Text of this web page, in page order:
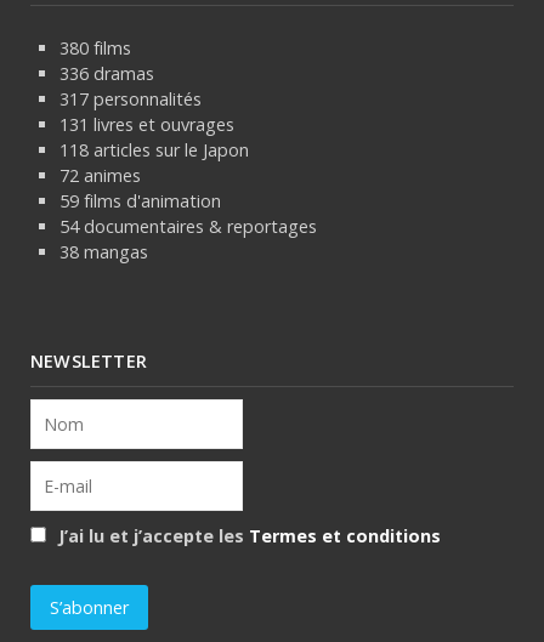
380 films
336 dramas
317 personnalités
131 livres et ouvrages
118 articles sur le Japon
72 animes
59 films d'animation
54 documentaires & reportages
38 mangas
NEWSLETTER
J’ai lu et j’accepte les Termes et conditions